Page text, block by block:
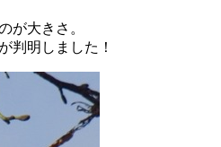
が大きさ。
判明しました！